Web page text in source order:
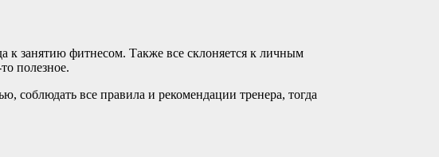
к занятию фитнесом. Также все склоняется к личным
полезное.
соблюдать все правила и рекомендации тренера, тогда